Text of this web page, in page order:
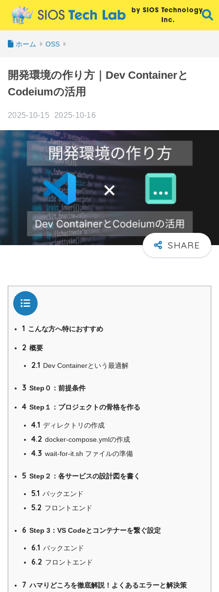
by SIOS Technology,
Inc.
ホーム OSS
開発環境の作り方｜Dev Containerと
Codeiumの活用
2025-10-15 2025-10-16
目次
1 こんな方へ特におすすめ
2 概要
2.1 Dev Containerという最適解
3 Step０：前提条件
4 Step１：プロジェクトの骨格を作る
4.1 ディレクトリの作成
4.2 docker-compose.ymlの作成
4.3 wait-for-it.sh ファイルの準備
5 Step２：各サービスの設計図を書く
5.1 バックエンド
5.2 フロントエンド
6 Step 3：VS Codeとコンテナーを繋ぐ設定
6.1 バックエンド
6.2 フロントエンド
7 ハマりどころを徹底解説！よくあるエラーと解決策